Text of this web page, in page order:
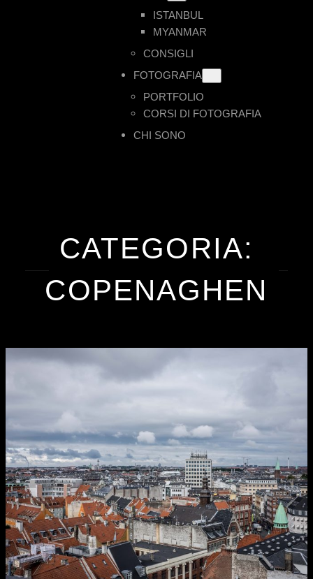
ISTANBUL
MYANMAR
CONSIGLI
FOTOGRAFIA
PORTFOLIO
CORSI DI FOTOGRAFIA
CHI SONO
CATEGORIA:
COPENAGHEN